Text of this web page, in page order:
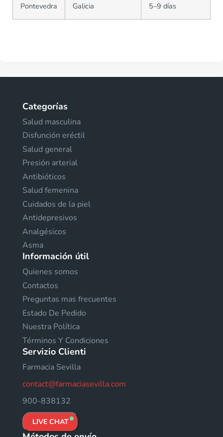
Pontevedra Galicia 5–9 días
Categorías
Salud masculina
Disfunción eréctil
Salud general
Presión arterial
Antibióticos
Salud femenina
Cuidados de la piel
Antidepresivos
Analgésicos
Asma
Información útil
Quienes somos
Contactos
Preguntas mas frecuentes
Estado De Pedido
Nuestra Política
Términos Y Condiciones
Servizio Clienti
Farmacia Sevilla
contact@farmaciasevilla.com
900-838132
LIVE CHAT